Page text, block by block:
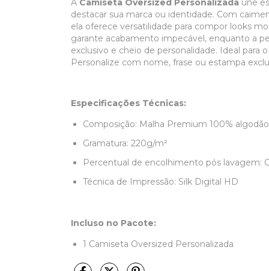
A Camiseta Oversized Personalizada une
destacar sua marca ou identidade. Com
ela oferece versatilidade para compor looks
garante acabamento impecável, enquanto a
exclusivo e cheio de personalidade. Ideal para
Personalize com nome, frase ou estampa
Especificações Técnicas:
Composição: Malha Premium 100%
Gramatura: 220g/m²
Percentual de encolhimento pós lavagem:
Técnica de Impressão: Silk Digital HD
Incluso no Pacote:
1 Camiseta Oversized Personalizada